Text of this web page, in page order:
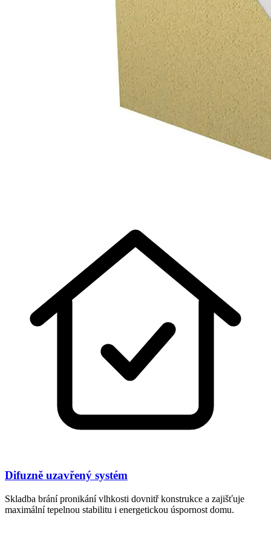
Difuzně uzavřený systém
Skladba brání pronikání vlhkosti dovnitř konstrukce a zajišťuje
maximální tepelnou stabilitu i energetickou úspornost domu.